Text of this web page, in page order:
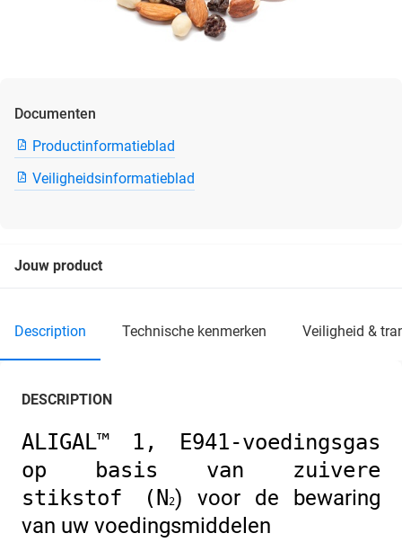
Documenten
Productinformatieblad
Veiligheidsinformatieblad
Jouw product
description technische kenmerken veiligheid &
DESCRIPTION
ALIGAL™ 1, E941-voedingsgas
op basis van zuivere
stikstof (N2) voor de bewaring
van uw voedingsmiddelen